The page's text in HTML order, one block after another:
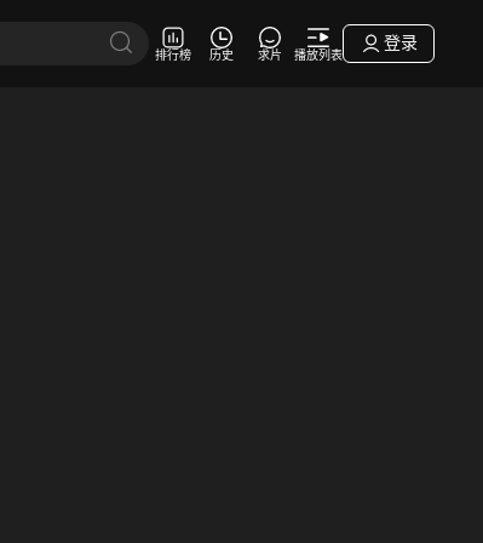
排行榜 历史 求片 播放列表
登录